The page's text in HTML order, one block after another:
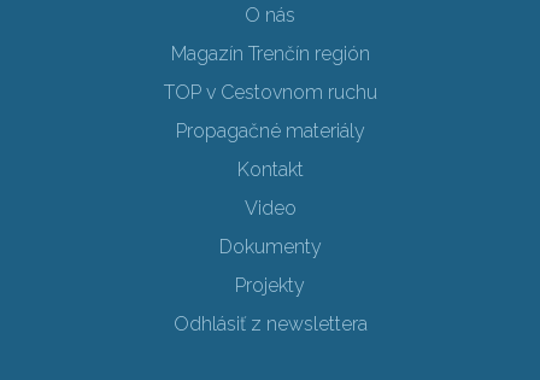
O nás
Magazín Trenčín región
TOP v Cestovnom ruchu
Propagačné materiály
Kontakt
Video
Dokumenty
Projekty
Odhlásiť z newslettera